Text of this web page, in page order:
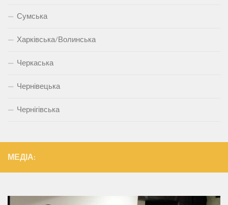
Сумська
Харківська/Волинська
Черкаська
Чернівецька
Чернігівська
МЕДІА: